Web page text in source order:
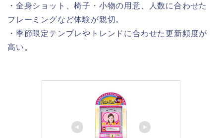
・全身ショット、椅子・小物の用意、人数に合わせた
フレーミングなど体験が親切。
・季節限定テンプレやトレンドに合わせた更新頻度が
高い。